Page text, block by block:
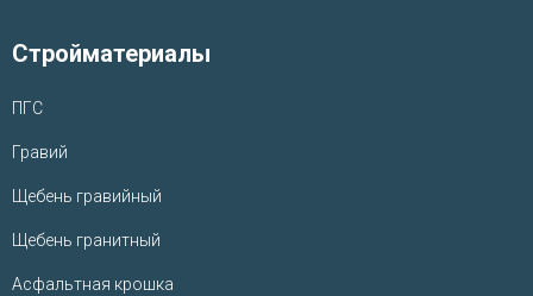
Стройматериалы
ПГС
Гравий
Щебень гравийный
Щебень гранитный
Асфальтная крошка